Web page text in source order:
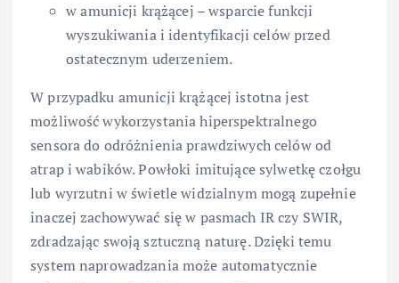
w amunicji krążącej – wsparcie funkcji
wyszukiwania i identyfikacji celów przed
ostatecznym uderzeniem.
W przypadku amunicji krążącej istotna jest
możliwość wykorzystania hiperspektralnego
sensora do odróżnienia prawdziwych celów od
atrap i wabików. Powłoki imitujące sylwetkę czołgu
lub wyrzutni w świetle widzialnym mogą zupełnie
inaczej zachowywać się w pasmach IR czy SWIR,
zdradzając swoją sztuczną naturę. Dzięki temu
system naprowadzania może automatycznie